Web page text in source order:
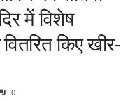
में विशेष
किए खीर-
0